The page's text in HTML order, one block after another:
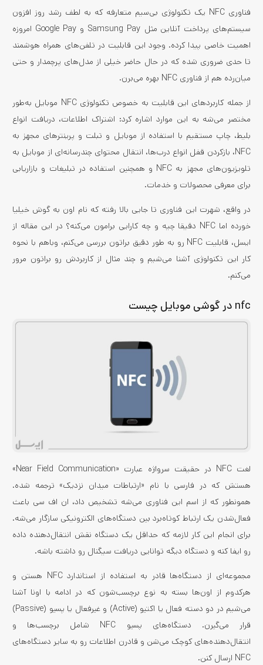
فناوری NFC یک تکنولوژی بی‌سیم متعارفه که به لطف رشد روز افزون
سیستم‌های پرداخت آنلاین مثل Samsung Pay و Google Pay امروزه
اهمیت خاصی پیدا کرده. وجود این قابلیت در تلفن‌های همراه هوشمند
تا حدی ضروری شده که در حال حاضر خیلی از مدل‌های پرچمدار و حتی
میان‌رده هم از فناوری NFC بهره می‌برن.
از جمله کاربردهای این قابلیت به خصوص تکنولوژی NFC موبایل به‌طور
مختصر می‌شه به این موارد اشاره کرد: اشتراک اطلاعات، دریافت انواع
بلیط، چاپ مستقیم با استفاده از موبایل و تبلت و پرینترهای مجهز به
NFC، بازکردن قفل انواع درب‌ها، انتقال محتوای چندرسانه‌ای از موبایل به
تلویزیون‌های مجهز به NFC و همچنین استفاده در تبلیغات و بازاریابی
برای معرفی محصولات و خدمات.
در واقع، شهرت این فناوری تا جایی بالا رفته که نام اون به گوش خیلیا
خورده اما NFC دقیقا چیه و چه کارایی برامون می‌کنه؟ در این مقاله از
ایسل، قابلیت NFC رو به طور دقیق براتون بررسی می‌کنم، وباهم با نحوه
کار این تکنولوژی آشنا می‌شیم و چند مثال از کاربردش رو براتون مرور
می‌کنم.
nfc در گوشی موبایل چیست
لغت NFC در حقیقت سرواژه عبارت «Near Field Communication»
هستش که در فارسی با نام «ارتباطات میدان نزدیک» ترجمه شده.
همونطور که از اسم این فناوری می‌شه تشخیص داد، ان اف سی باعث
فعال‌شدن یک ارتباط کوتاه‌برد بین دستگاه‌های الکترونیکی سازگار می‌شه.
برای انجام این کار لازمه که حداقل یک دستگاه نقش انتقال‌دهنده داده
رو ایفا کنه و دستگاه دیگه توانایی دریافت سیگنال رو داشته باشه.
مجموعه‌ای از دستگاه‌ها قادر به استفاده از استاندارد NFC هستن و
هرکدوم از اون‌ها بسته به نوع برچسب‌شون که در ادامه با اونا آشنا
می‌شیم در دو دسته فعال یا اکتیو (Active) و غیرفعال یا پسیو (Passive)
قرار می‌گیرن. دستگاه‌های پسیو NFC شامل برچسب‌ها و
انتقال‌دهنده‌های کوچک می‌شن و قادرن اطلاعات رو به سایر دستگاه‌های
NFC ارسال کنن.